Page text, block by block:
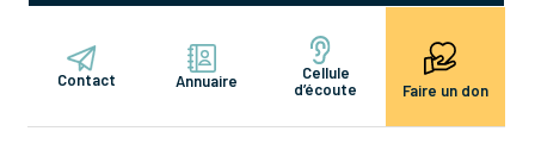
Contact Annuaire
Cellule
d’écoute
Faire un don